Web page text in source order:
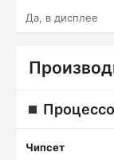
Да, в дисплее
Чипсет